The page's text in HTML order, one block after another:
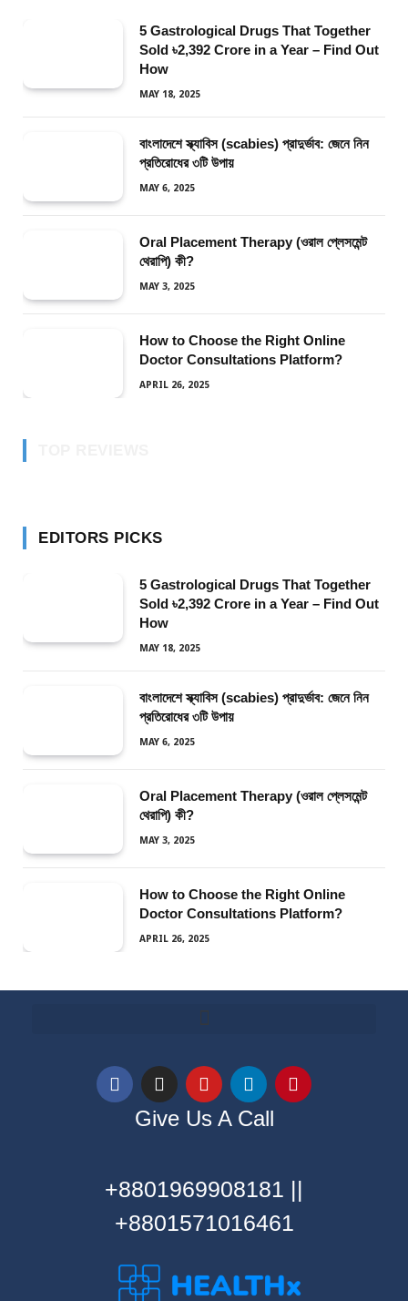
5 Gastrological Drugs That Together
Sold ৳2,392 Crore in a Year – Find Out
How
MAY 18, 2025
বাংলাদেশে স্ক্যাবিস (scabies) প্রাদুর্ভাব: জেনে নিন
প্রতিরোধের ৩টি উপায়
MAY 6, 2025
Oral Placement Therapy (ওরাল প্লেসমেন্ট
থেরাপি) কী?
MAY 3, 2025
How to Choose the Right Online
Doctor Consultations Platform?
APRIL 26, 2025
EDITORS PICKS
5 Gastrological Drugs That Together
Sold ৳2,392 Crore in a Year – Find Out
How
MAY 18, 2025
বাংলাদেশে স্ক্যাবিস (scabies) প্রাদুর্ভাব: জেনে নিন
প্রতিরোধের ৩টি উপায়
MAY 6, 2025
Oral Placement Therapy (ওরাল প্লেসমেন্ট
থেরাপি) কী?
MAY 3, 2025
How to Choose the Right Online
Doctor Consultations Platform?
APRIL 26, 2025
Give Us A Call
+8801969908181 ||
+8801571016461